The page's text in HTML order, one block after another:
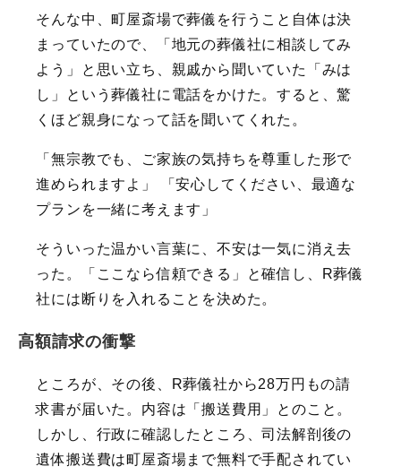
そんな中、町屋斎場で葬儀を行うこと自体は決
まっていたので、「地元の葬儀社に相談してみ
よう」と思い立ち、親戚から聞いていた「みは
し」という葬儀社に電話をかけた。すると、驚
くほど親身になって話を聞いてくれた。
「無宗教でも、ご家族の気持ちを尊重した形で
進められますよ」 「安心してください、最適な
プランを一緒に考えます」
そういった温かい言葉に、不安は一気に消え去
った。「ここなら信頼できる」と確信し、R葬儀
社には断りを入れることを決めた。
高額請求の衝撃
ところが、その後、R葬儀社から28万円もの請
求書が届いた。内容は「搬送費用」とのこと。
しかし、行政に確認したところ、司法解剖後の
遺体搬送費は町屋斎場まで無料で手配されてい